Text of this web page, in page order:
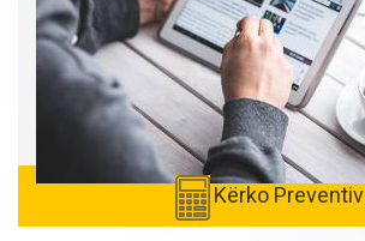
Kërko Preventiv